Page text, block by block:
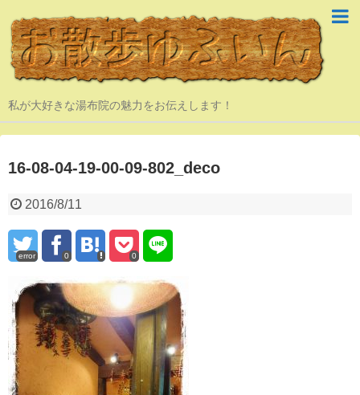
私が大好きな湯布院の魅力をお伝えします！
16-08-04-19-00-09-802_deco
2016/8/11
error 0 0